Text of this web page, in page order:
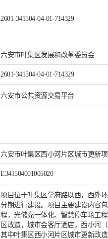
2601-341504-04-01-714329
六安市叶集区发展和改革委员会
2601-341504-04-01-714329
六安市公共资源交易平台
六安市叶集区西小河片区城市更新
E341504001005020
项目位于叶集区学府路以西，西外
分期进行建设。项目主要建设内容
程，光储充一体化、智慧停车场工
区改造，城市会客厅酒店，西小河
其中叶集区西小河片区城市更新改